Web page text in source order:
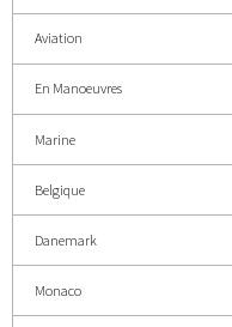
Aviation
En Manoeuvres
Marine
Belgique
Danemark
Monaco